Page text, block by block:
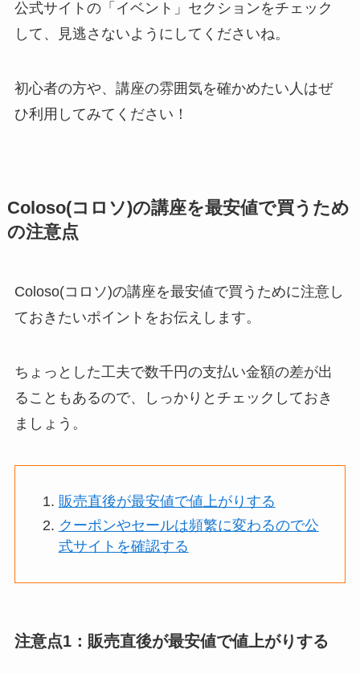
公式サイトの「イベント」セクションをチェック
して、見逃さないようにしてくださいね。
初心者の方や、講座の雰囲気を確かめたい人はぜ
ひ利用してみてください！
Coloso(コロソ)の講座を最安値で買うため
の注意点
Coloso(コロソ)の講座を最安値で買うために注意し
ておきたいポイントをお伝えします。
ちょっとした工夫で数千円の支払い金額の差が出
ることもあるので、しっかりとチェックしておき
ましょう。
販売直後が最安値で値上がりする
クーポンやセールは頻繁に変わるので公
式サイトを確認する
注意点1：販売直後が最安値で値上がりする